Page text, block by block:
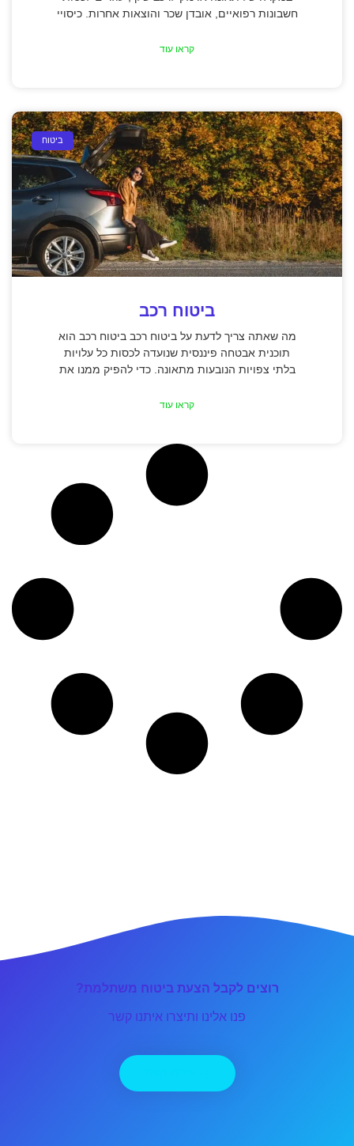
חשבונות רפואיים, אובדן שכר והוצאות אחרות. כיסויי
קראו עוד
ביטוח
ביטוח רכב
מה שאתה צריך לדעת על ביטוח רכב ביטוח רכב הוא
תוכנית אבטחה פיננסית שנועדה לכסות כל עלויות
בלתי צפויות הנובעות מתאונה. כדי להפיק ממנו את
קראו עוד
רוצים לקבל הצעת ביטוח משתלמת?
פנו אלינו ותיצרו איתנו קשר